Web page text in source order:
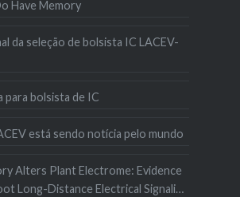
Have Memory
da seleção de bolsista IC LACEV-
para bolsista de IC
está sendo notícia pelo mundo
Alters Plant Electrome: Evidence
Long-Distance Electrical Signaling